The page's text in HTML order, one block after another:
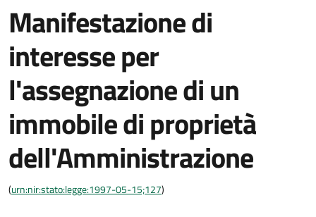
Manifestazione di
interesse per
l'assegnazione di un
immobile di proprietà
dell'Amministrazione
(urn:nir:stato:legge:1997-05-15;127)